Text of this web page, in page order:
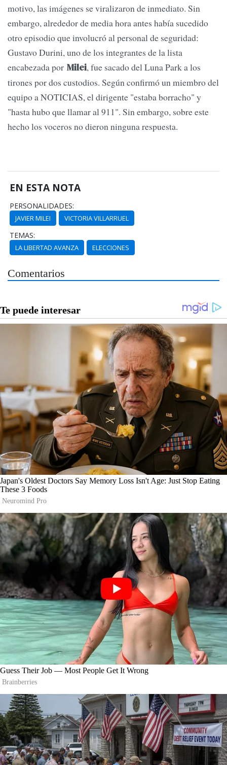
motivo, las imágenes se viralizaron de inmediato. Sin
embargo, alrededor de media hora antes había sucedido
otro episodio que involucró al personal de seguridad:
Gustavo Durini, uno de los integrantes de la lista
encabezada por Milei, fue sacado del Luna Park a los
tirones por dos custodios. Según confirmó un miembro del
equipo a NOTICIAS, el dirigente "estaba borracho" y
"hasta hubo que llamar al 911". Sin embargo, sobre este
hecho los voceros no dieron ninguna respuesta.
EN ESTA NOTA
PERSONALIDADES:
JAVIER MILEI VICTORIA VILLARRUEL
TEMAS:
LA LIBERTAD AVANZA ELECCIONES
Comentarios